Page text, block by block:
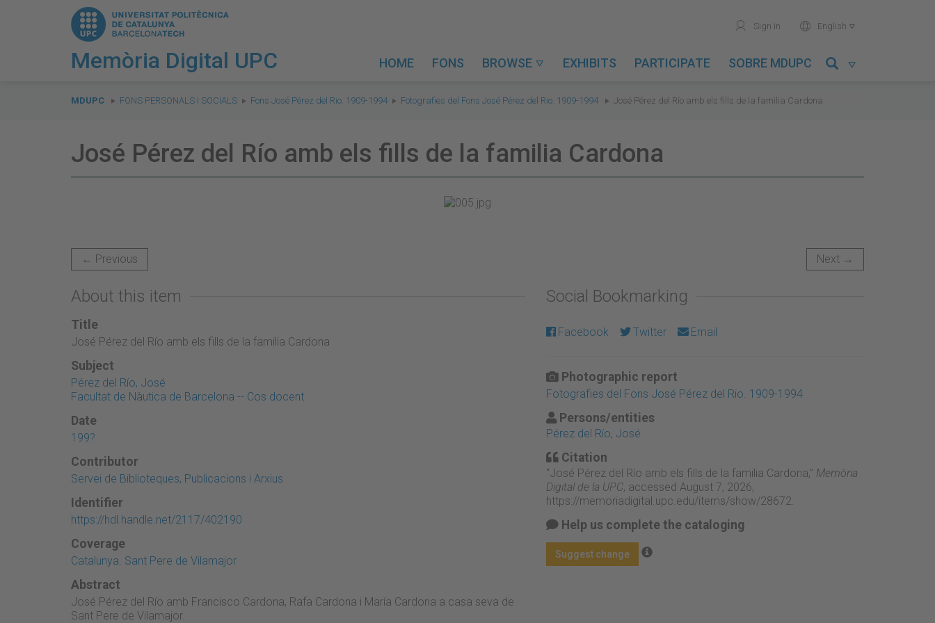
Memòria Digital UPC
user Sign in world English 
HOME FONS BROWSE  EXHIBITS PARTICIPATE SOBRE MDUPC 
are
MDUPC FONS PERSONALS I SOCIALS Fons José Pérez del Rio. 1909-1994 Fotografies del Fons José Pérez del Rio. 1909-1994 José Pérez del Río amb els fills de la familia Cardona
José Pérez del Río amb els fills de la familia Cardona
← Previous Next →
About this item
Title
José Pérez del Río amb els fills de la familia Cardona
Subject
Pérez del Río, José
Facultat de Nàutica de Barcelona -- Cos docent
Date
199?
Contributor
Servei de Biblioteques, Publicacions i Arxius
Identifier
https://hdl.handle.net/2117/402190
Coverage
Catalunya. Sant Pere de Vilamajor
Abstract
José Pérez del Río amb Francisco Cardona, Rafa Cardona i María Cardona a casa seva de
Sant Pere de Vilamajor.
Social Bookmarking
Facebook Twitter Email
Photographic report
Fotografies del Fons José Pérez del Rio. 1909-1994
Persons/entities
Pérez del Río, José
Citation
“José Pérez del Río amb els fills de la familia Cardona,” Memòria
Digital de la UPC, accessed August 7, 2026,
https://memoriadigital.upc.edu/items/show/28672
Help us complete the cataloging
Suggest change